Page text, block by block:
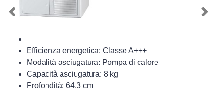
Efficienza energetica: Classe A+++
Modalità asciugatura: Pompa di calore
Capacità asciugatura: 8 kg
Profondità: 64.3 cm
Previous